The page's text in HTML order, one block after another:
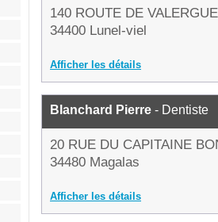
140 ROUTE DE
34400 Lunel-viel
Afficher les détails
Blanchard Pierre - Dentiste
20 RUE DU CAPITAINE
34480 Magalas
Afficher les détails